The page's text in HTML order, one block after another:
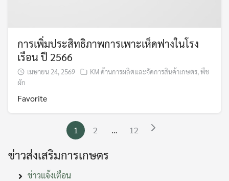
การเพิ่มประสิทธิภาพการเพาะเห็ดฟางในโรง
เรือน ปี 2566
เมษายน 24, 2569 KM ด้านการผลิตและจัดการสินค้าเกษตร,พืช
ผัก
Favorite
1 2 … 12
ข่าวส่งเสริมการเกษตร
ข่าวแจ้งเตือน